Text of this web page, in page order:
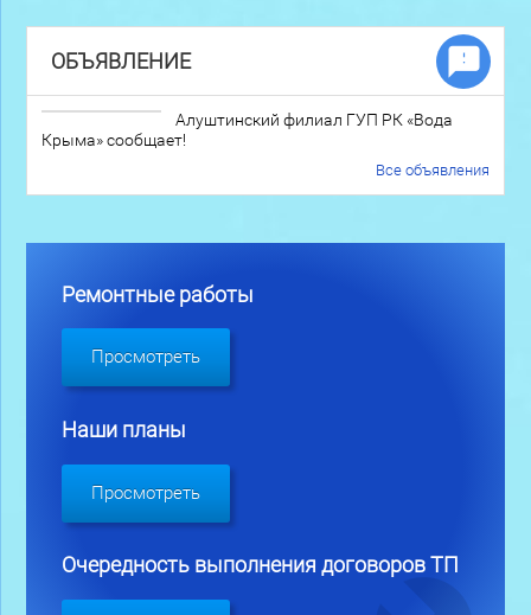
ОБЪЯВЛЕНИЕ
Алуштинский филиал ГУП РК «Вода
Крыма» сообщает!
Все объявления
Ремонтные работы
Просмотреть
Наши планы
Просмотреть
Очередность выполнения договоров ТП